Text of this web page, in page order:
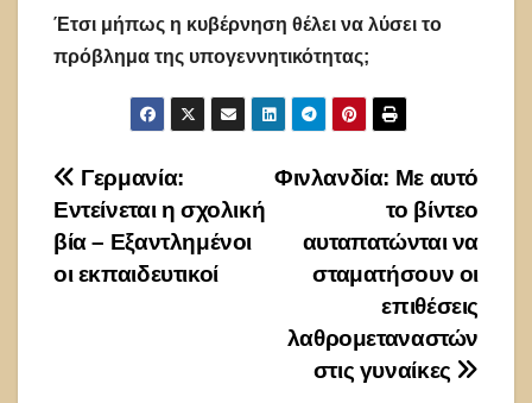
Έτσι μήπως η κυβέρνηση θέλει να λύσει το
πρόβλημα της υπογεννητικότητας;
Πλοήγηση
άρθρων
Φινλανδία: Με αυτό
το βίντεο
αυταπατώνται να
σταματήσουν οι
επιθέσεις
λαθρομεταναστών
στις γυναίκες
Γερμανία:
Εντείνεται η σχολική
βία – Εξαντλημένοι
οι εκπαιδευτικοί